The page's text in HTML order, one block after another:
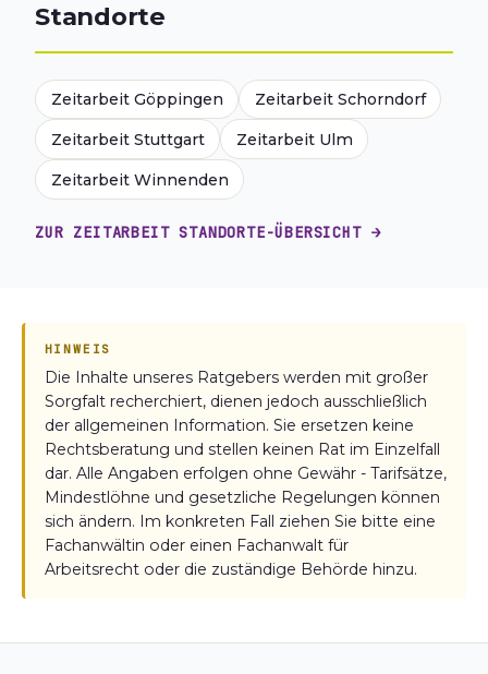
Standorte
Zeitarbeit Göppingen Zeitarbeit Schorndorf
Zeitarbeit Stuttgart Zeitarbeit Ulm
Zeitarbeit Winnenden
ZUR ZEITARBEIT STANDORTE-ÜBERSICHT →
HINWEIS
Die Inhalte unseres Ratgebers werden mit großer
Sorgfalt recherchiert, dienen jedoch ausschließlich
der allgemeinen Information. Sie ersetzen keine
Rechtsberatung und stellen keinen Rat im Einzelfall
dar. Alle Angaben erfolgen ohne Gewähr - Tarifsätze,
Mindestlöhne und gesetzliche Regelungen können
sich ändern. Im konkreten Fall ziehen Sie bitte eine
Fachanwältin oder einen Fachanwalt für
Arbeitsrecht oder die zuständige Behörde hinzu.